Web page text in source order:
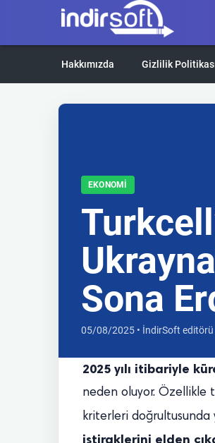
Hakkımızda Gizlilik
EKONOMI
Sona
05/08/2025 • İndirSoft editörü
2025 yılı itibariyle
neden oluyor. Özellikle
kriterleri doğrultusunda
iştiraklerini elden